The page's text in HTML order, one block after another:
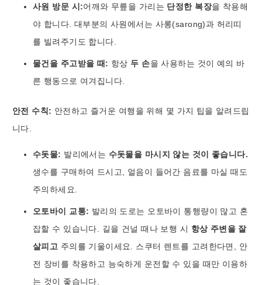
사원 방문 시:어깨와 무릎을 가리는 단정한 복장을 착용해
야 합니다. 대부분의 사원에서는 사롱(sarong)과 허리띠
를 빌려주기도 합니다.
물건을 주고받을 때: 항상 두 손을 사용하는 것이 예의 바
른 행동으로 여겨집니다.
안전 수칙: 안전하고 즐거운 여행을 위해 몇 가지 팁을 알려드립
니다.
수돗물: 발리에서는 수돗물을 마시지 않는 것이 좋습니다.
생수를 구매하여 드시고, 얼음이 들어간 음료를 마실 때도
주의하세요.
오토바이 교통: 발리의 도로는 오토바이 통행량이 많고 혼
잡할 수 있습니다. 길을 건널 때나 보행 시 항상 주변을 잘
살피고 주의를 기울이세요. 스쿠터 렌트를 고려한다면, 안
전 장비를 착용하고 능숙하게 운전할 수 있을 때만 이용하
는 것이 좋습니다.